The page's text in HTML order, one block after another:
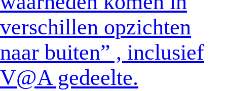
verschillen opzichten
naar buiten” , inclusief
V@A gedeelte.